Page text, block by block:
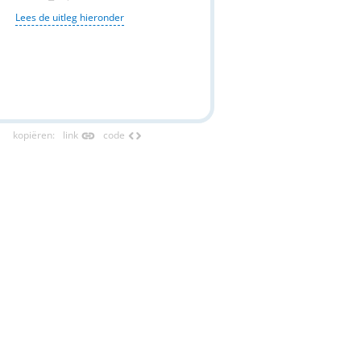
Lees de uitleg hieronder
kopiëren: link link code code